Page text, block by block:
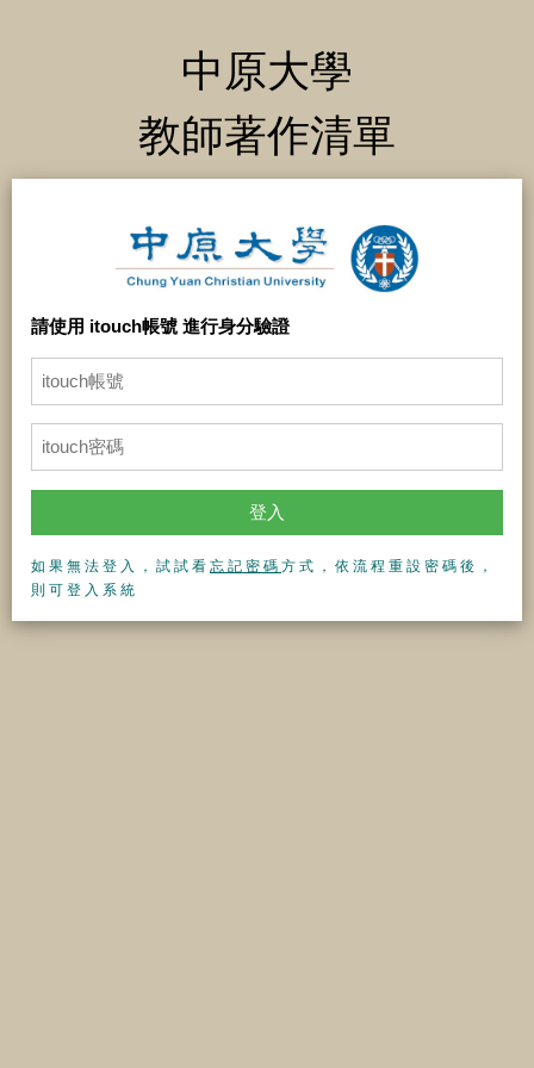
中原大學
教師著作清單
請使用 itouch帳號 進行身分驗證
登入
如果無法登入，試試看 忘記密碼 方式，依流程重設密碼後，
則可登入系統